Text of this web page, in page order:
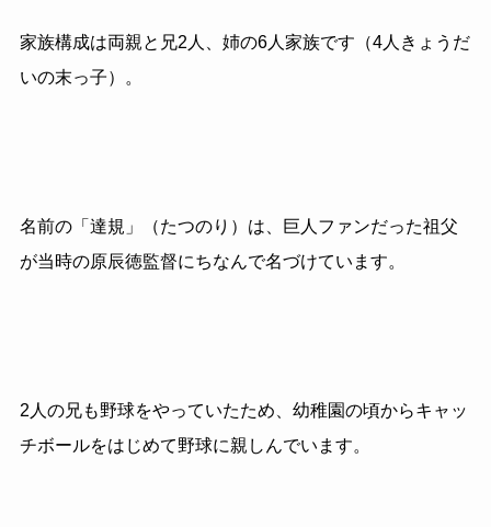
家族構成は両親と兄2人、姉の6人家族です（4人きょうだ
いの末っ子）。
名前の「達規」（たつのり）は、巨人ファンだった祖父
が当時の原辰徳監督にちなんで名づけています。
2 人の兄も野球をやっていたため、幼稚園の頃からキャッ
チボールをはじめて野球に親しんでいます。